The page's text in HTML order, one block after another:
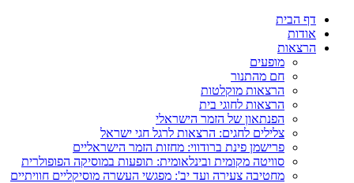
דף הבית
אודות
הרצאות
מופעים
חם מהתנור
הרצאות מוקלטות
הרצאות לחוגי בית
הפנתאון של הזמר הישראלי
צלילים לחגים: הרצאות לרגל חגי ישראל
פרישמן פינת ברודווי: מחזות הזמר הישראליים
סוויטה מקומית ובינלאומית: תופעות במוסיקה הפופולרית
מחטיבה צעירה ועד יב': מפגשי העשרה מוסיקליים חוויתיים